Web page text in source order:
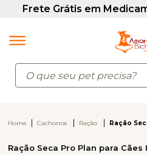
Home Cachorros Ração Ração
Ração Seca Pro Plan para Cães